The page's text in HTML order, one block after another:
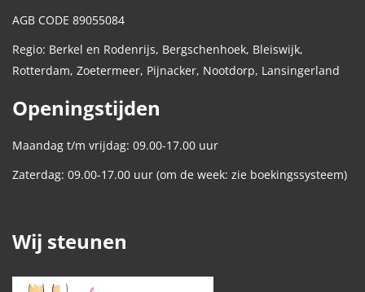
AGB CODE 89055084
Regio: Berkel en Rodenrijs, Bergschenhoek, Bleiswijk,
Rotterdam, Zoetermeer, Pijnacker, Nootdorp, Lansingerland
Openingstijden
Maandag t/m vrijdag: 09.00-17.00 uur
Zaterdag: 09.00-17.00 uur (om de week: zie boekingssysteem)
Wij steunen